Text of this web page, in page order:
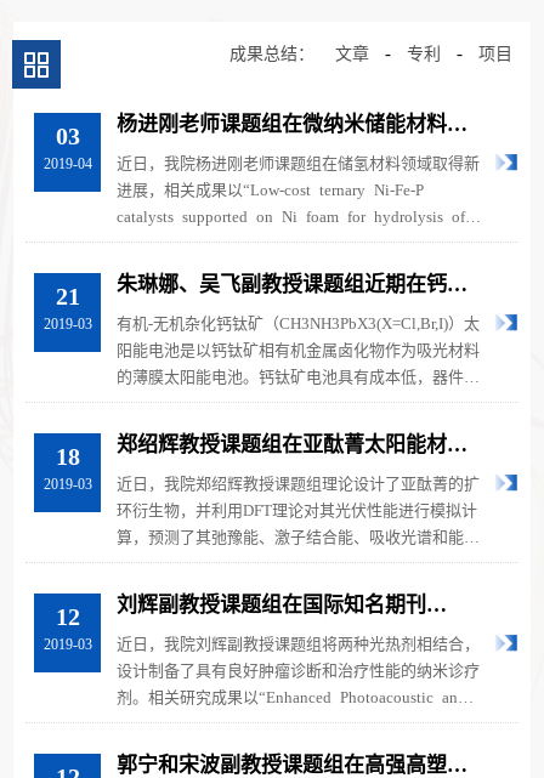
成果总结： 文章 - 专利 - 项目
03
2019-04
杨进刚老师课题组在微纳米储能材料的
研究中取得科研进展
近日，我院杨进刚老师课题组在储氢材料领域取得新
进展，相关成果以“Low-cost ternary Ni-Fe-P
catalysts supported on Ni foam for hydrolysis of
ammonia borane”（DOI: 10.103...
21
2019-03
朱琳娜、吴飞副教授课题组近期在钙钛
矿太阳能电池领域的研究进展
有机-无机杂化钙钛矿（CH3NH3PbX3(X=Cl,Br,I)）太
阳能电池是以钙钛矿相有机金属卤化物作为吸光材料
的薄膜太阳能电池。钙钛矿电池具有成本低，器件制
备简单，效率高等优点，是当前...
18
2019-03
郑绍辉教授课题组在亚酞菁太阳能材料
的理论模拟研究中取得科研进展
近日，我院郑绍辉教授课题组理论设计了亚酞菁的扩
环衍生物，并利用DFT理论对其光伏性能进行模拟计
算，预测了其弛豫能、激子结合能、吸收光谱和能隙
等重要光电性能参数，为亚酞菁的...
12
2019-03
刘辉副教授课题组在国际知名期刊
《Biomacromolecules》上发表文章
近日，我院刘辉副教授课题组将两种光热剂相结合，
设计制备了具有良好肿瘤诊断和治疗性能的纳米诊疗
剂。相关研究成果以“Enhanced Photoacoustic and
Photothermal E ﬀ ect of Fun...
郭宁和宋波副教授课题组在高强高塑性